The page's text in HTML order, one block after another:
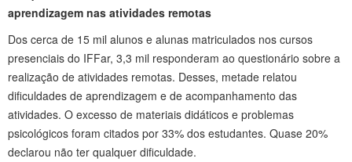
aprendizagem nas atividades remotas
Dos cerca de 15 mil alunos e alunas matriculados nos cursos
presenciais do IFFar, 3,3 mil responderam ao questionário sobre a
realização de atividades remotas. Desses, metade relatou
dificuldades de aprendizagem e de acompanhamento das
atividades. O excesso de materiais didáticos e problemas
psicológicos foram citados por 33% dos estudantes. Quase 20%
declarou não ter qualquer dificuldade.